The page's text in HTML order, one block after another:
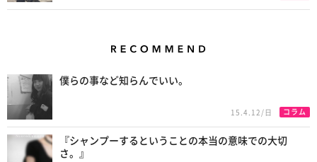
僕らの事など知らんでいい。
15.4.12/日 コラム
『シャンプーするということの本当の意味での大切
さ。』